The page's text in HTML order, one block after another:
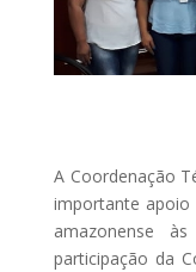
A Coordenação
importante apoio
amazonense
participação da